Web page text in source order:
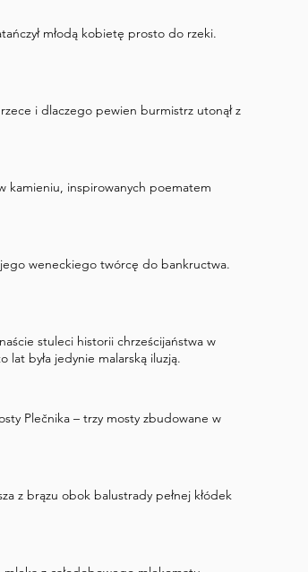
młodą kobietę prosto do rzeki.
i dlaczego pewien burmistrz utonął z
kamieniu, inspirowanych poematem
weneckiego twórcę do bankructwa.
stuleci historii chrześcijaństwa w
lat była jedynie malarską iluzją.
Plečnika – trzy mosty zbudowane w
z brązu obok balustrady pełnej kłódek